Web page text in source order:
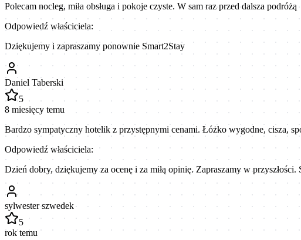
Polecam nocleg, miła obsługa i pokoje czyste. W sam raz przed dalsza podróżą
Odpowiedź właściciela:
Dziękujemy i zapraszamy ponownie Smart2Stay
Daniel Taberski
5
8 miesięcy temu
Bardzo sympatyczny hotelik z przystępnymi cenami. Łóżko wygodne, cisza,
Odpowiedź właściciela:
Dzień dobry, dziękujemy za ocenę i za miłą opinię. Zapraszamy w przyszłości.
sylwester szwedek
5
rok temu